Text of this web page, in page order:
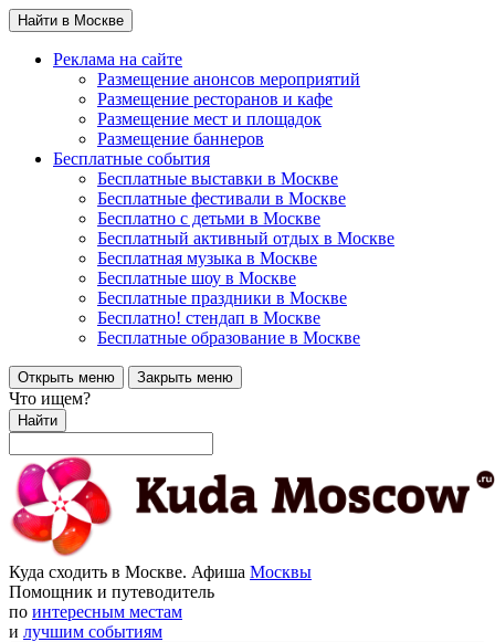
Найти в Москве
Реклама на сайте
Размещение анонсов мероприятий
Размещение ресторанов и кафе
Размещение мест и площадок
Размещение баннеров
Бесплатные события
Бесплатные выставки в Москве
Бесплатные фестивали в Москве
Бесплатно с детьми в Москве
Бесплатный активный отдых в Москве
Бесплатная музыка в Москве
Бесплатные шоу в Москве
Бесплатные праздники в Москве
Бесплатно! стендап в Москве
Бесплатные образование в Москве
Открыть меню Закрыть меню
Что ищем?
Найти
Куда сходить в Москве. Афиша Москвы
Помощник и путеводитель
по интересным местам
и лучшим событиям